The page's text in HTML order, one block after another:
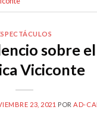
sobre
Viciconte
23, 2021 PORAD-